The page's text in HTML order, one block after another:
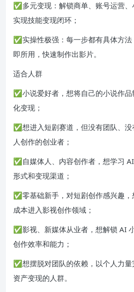
✅多元变现：解锁商单、账号运营、
实现技能变现闭环；
✅实操性极强：每一步都有具体方
即所用，快速制作出影片。
适合人群
✅小说爱好者，想将自己的小说作
化变现；
✅想进入短剧赛道，但没有团队、
人创作的创业者；
✅自媒体人、内容创作者，想学习
形式和变现渠道；
✅零基础新手，对短剧创作感兴趣
成本进入影视创作领域；
✅影视、新媒体从业者，想解锁 AI
创作效率和能力；
✅想摆脱对团队的依赖，以个人力
资产变现的人群。